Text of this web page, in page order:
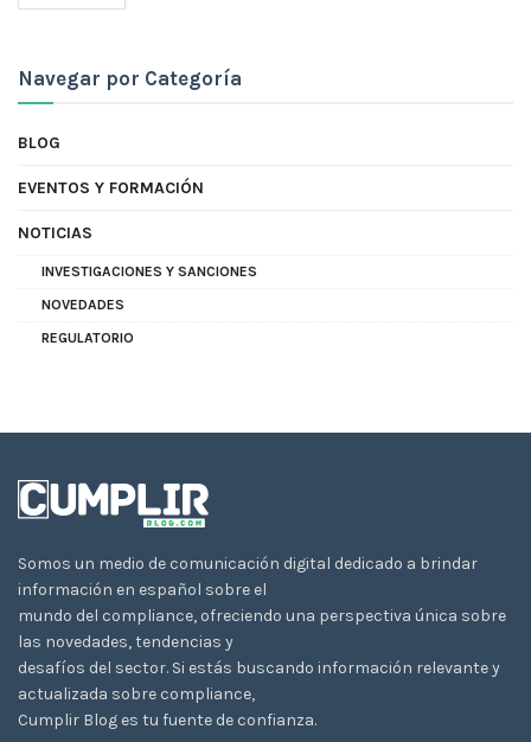
Navegar por Categoría
BLOG
EVENTOS Y FORMACIÓN
NOTICIAS
INVESTIGACIONES Y SANCIONES
NOVEDADES
REGULATORIO
Somos un medio de comunicación digital dedicado a brindar
información en español sobre el
mundo del compliance, ofreciendo una perspectiva única sobre
las novedades, tendencias y
desafíos del sector. Si estás buscando información relevante y
actualizada sobre compliance,
Cumplir Blog es tu fuente de confianza.